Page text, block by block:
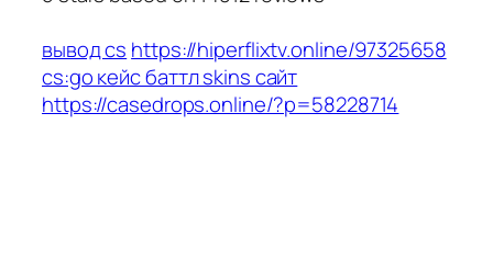
вывод cs https://hiperflixtv.online/97325658
cs:go кейс баттл skins сайт
https://casedrops.online/?p=58228714